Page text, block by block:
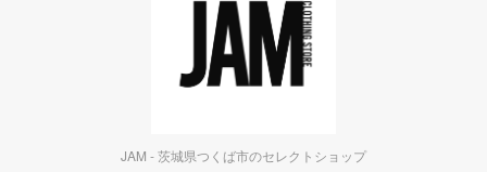
JAM - 茨城県つくば市のセレクトショップ